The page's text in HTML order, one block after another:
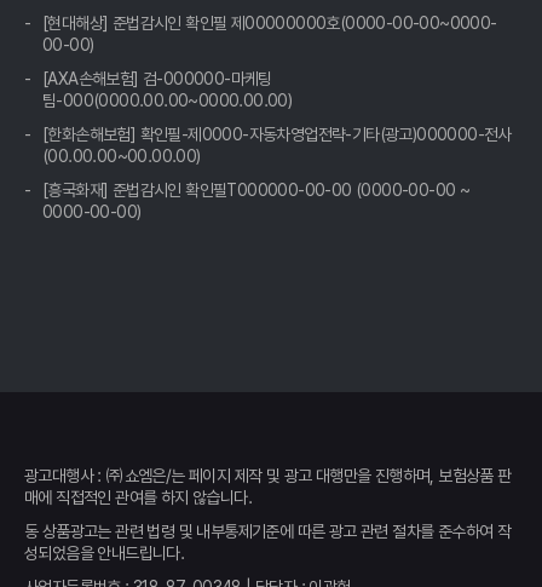
[현대해상] 준법감시인 확인필 제00000000호(0000-00-00~0000-
00-00)
[AXA손해보험] 검-000000-마케팅
팀-000(0000.00.00~0000.00.00)
[한화손해보험] 확인필-제0000-자동차영업전략-기타(광고)000000-전사
(00.00.00~00.00.00)
[흥국화재] 준법감시인 확인필T000000-00-00 (0000-00-00 ~
0000-00-00)
광고대행사 : ㈜쇼엠은/는 페이지 제작 및 광고 대행만을 진행하며, 보험상품 판
매에 직접적인 관여를 하지 않습니다.
동 상품광고는 관련 법령 및 내부통제기준에 따른 광고 관련 절차를 준수하여 작
성되었음을 안내드립니다.